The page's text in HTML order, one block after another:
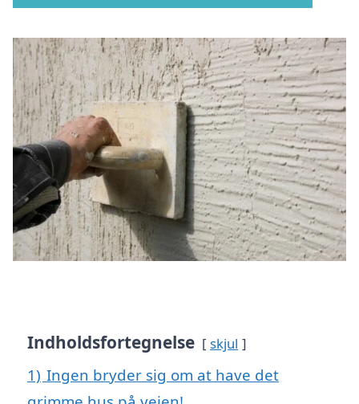
Indholdsfortegnelse skjul
1) Ingen bryder sig om at have det